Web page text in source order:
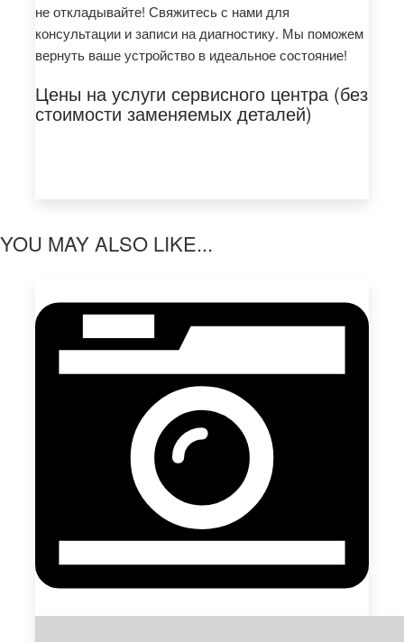
не откладывайте! Свяжитесь с нами для
консультации и записи на диагностику. Мы поможем
вернуть ваше устройство в идеальное состояние!
Цены на услуги сервисного центра (без
стоимости заменяемых деталей)
YOU MAY ALSO LIKE...